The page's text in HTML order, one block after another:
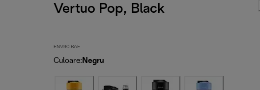
Vertuo Pop, Black
ENV90.BAE
Culoare: Negru